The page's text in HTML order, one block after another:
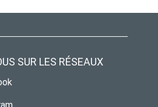
SUR LES RÉSEAUX